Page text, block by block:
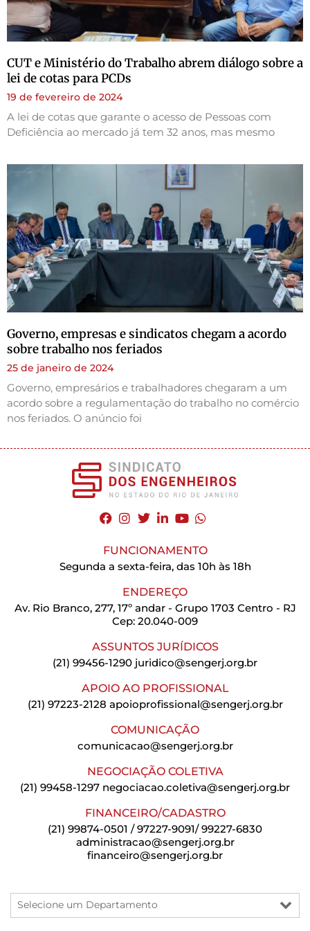
CUT e Ministério do Trabalho abrem diálogo sobre a
lei de cotas para PCDs
19 de fevereiro de 2024
A lei de cotas que garante o acesso de Pessoas com
Deficiência ao mercado já tem 32 anos, mas mesmo
Governo, empresas e sindicatos chegam a acordo
sobre trabalho nos feriados
25 de janeiro de 2024
Governo, empresários e trabalhadores chegaram a um
acordo sobre a regulamentação do trabalho no comércio
nos feriados. O anúncio foi
FUNCIONAMENTO
Segunda a sexta-feira, das 10h às 18h
ENDEREÇO
Av. Rio Branco, 277, 17º andar - Grupo 1703 Centro - RJ
Cep: 20.040-009
ASSUNTOS JURÍDICOS
(21) 99456-1290 juridico@sengerj.org.br
APOIO AO PROFISSIONAL
(21) 97223-2128 apoioprofissional@sengerj.org.br
COMUNICAÇÃO
comunicacao@sengerj.org.br
NEGOCIAÇÃO COLETIVA
(21) 99458-1297 negociacao.coletiva@sengerj.org.br
FINANCEIRO/CADASTRO
(21) 99874-0501 / 97227-9091/ 99227-6830
administracao@sengerj.org.br
financeiro@sengerj.org.br